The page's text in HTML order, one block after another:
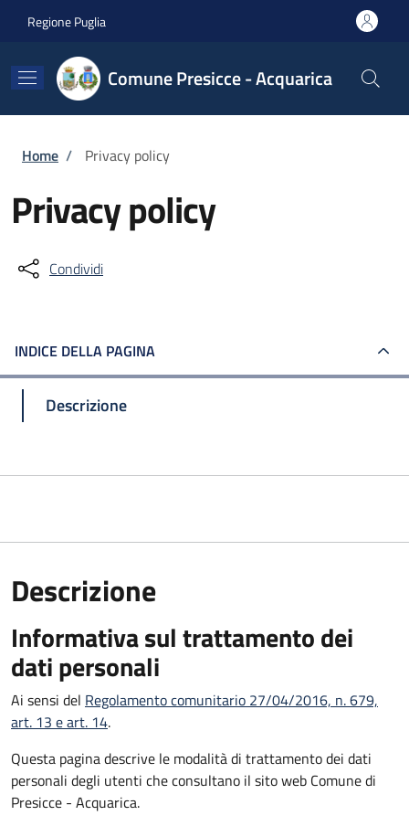
Regione Puglia
Comune Presicce - Acquarica
Briciole di pane
Home / Privacy policy
Privacy policy
Condividi
INDICE DELLA PAGINA
Descrizione
Descrizione
Informativa sul trattamento dei
dati personali
Ai sensi del Regolamento comunitario 27/04/2016, n. 679,
art. 13 e art. 14.
Questa pagina descrive le modalità di trattamento dei dati
personali degli utenti che consultano il sito web Comune di
Presicce - Acquarica.